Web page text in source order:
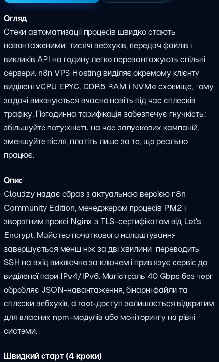
Огляд
Стеки автоматизації процесів швидко стають
навантаженими: тисячі вебхуків, передач файлів і
викликів API на годину легко перевантажують спільні
сервери. n8n VPS Hosting виділяє окремому клієнту
виділені vCPU EPYC, DDR5 RAM і NVMe сховище, тому
задачі виконуються вчасно навіть під час сплесків
трафіку. Погодинна тарифікація забезпечує гнучкість:
збільшуйте потужність на час запускових кампаній,
зменшуйте після, платіть лише за те, що реально
працює.
Опис
Cloudzy надає образ з актуальною версією n8n
Community Edition, менеджером процесів PM2 і
зворотним проксі Nginx з TLS-сертифікатом від Let's
Encrypt. Майстер початкового налаштування
завершується менш ніж за дві хвилини: переводить
SSH на вхід виключно за ключем і прив'язує сервіс до
виділеної пари IPv4/IPv6. Магістраль 40 Gbps без черг
обробляє JSON-навантаження, бінарні файли та
сплески вебхуків, а root-доступ залишається відкритим
для власних npm-модулів або моніторингу на рівні
системи.
Швидкий старт (4 кроки)